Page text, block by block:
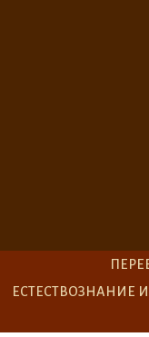
ЕСТЕСТВОЗНАНИЕ